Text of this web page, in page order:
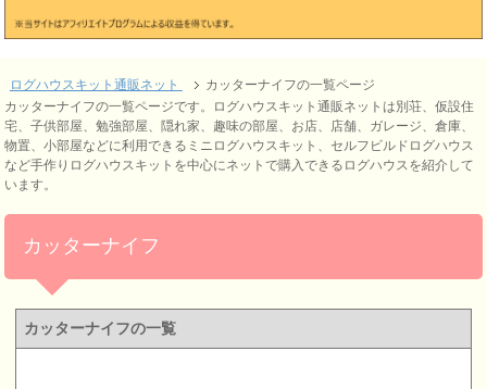
ログハウスキット通販ネット
カッターナイフの一覧ページ
カッターナイフの一覧ページです。ログハウスキット通販ネットは別荘、仮設住
宅、子供部屋、勉強部屋、隠れ家、趣味の部屋、お店、店舗、ガレージ、倉庫、
物置、小部屋などに利用できるミニログハウスキット、セルフビルドログハウス
など手作りログハウスキットを中心にネットで購入できるログハウスを紹介して
います。
カッターナイフ
カッターナイフの一覧